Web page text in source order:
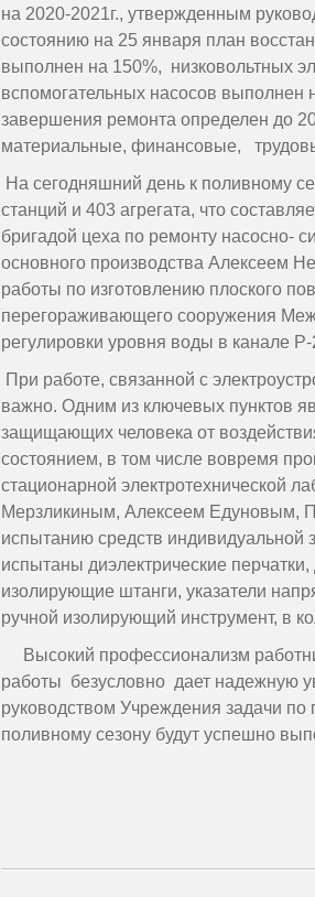
на 2020-2021г., утвержденным
состоянию на 25 января план
выполнен на 150%, низковольтных
вспомогательных насосов выполнен
завершения ремонта определен до
материальные, финансовые,
На сегодняшний день к поливному
станций и 403 агрегата, что
бригадой цеха по ремонту насосно-
основного производства Алексеем
работы по изготовлению плоского
перегораживающего сооружения
регулировки уровня воды в канале Р-
При работе, связанной с
важно. Одним из ключевых пунктов
защищающих человека от
состоянием, в том числе вовремя
стационарной электротехнической
Мерзликиным, Алексеем Едуновым,
испытанию средств
испытаны диэлектрические
изолирующие штанги, указатели
ручной изолирующий инструмент, в
Высокий профессионализм
работы безусловно дает надежную
руководством Учреждения задачи по
поливному сезону будут успешно